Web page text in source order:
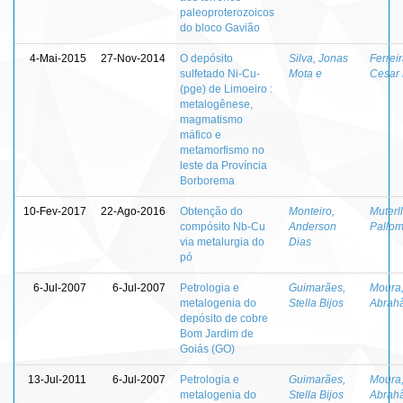
paleoproterozoicos
do bloco Gavião
4-Mai-2015 27-Nov-2014
O depósito
sulfetado Ni-Cu-
(pge) de Limoeiro :
metalogênese,
magmatismo
máfico e
metamorfismo no
leste da Província
Borborema
Silva, Jonas
Mota e
Cesar
10-Fev-2017 22-Ago-2016
Obtenção do
compósito Nb-Cu
via metalurgia do
pó
Monteiro,
Anderson
Dias
6-Jul-2007 6-Jul-2007
Petrologia e
metalogenia do
depósito de cobre
Bom Jardim de
Goiás (GO)
Guimarães,
Stella Bijos
13-Jul-2011 6-Jul-2007
Petrologia e
metalogenia do
Guimarães,
Stella Bijos